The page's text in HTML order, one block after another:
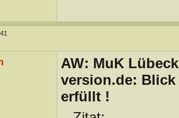
AW: MuK
version.de: Blick
erfüllt !